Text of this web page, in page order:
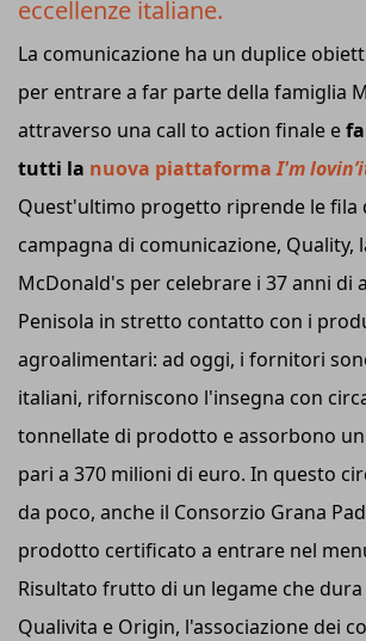
eccellenze italiane.
La comunicazione ha un duplice
per entrare a far parte della famiglia
attraverso una call to action finale e
tutti la nuova piattaformaI'm
Quest'ultimo progetto riprende le fila
campagna di comunicazione, Quality,
McDonald's per celebrare i 37 anni di
Penisola in stretto contatto con i
agroalimentari: ad oggi, i fornitori
italiani, riforniscono l'insegna con
tonnellate di prodotto e assorbono
pari a 370 milioni di euro. In questo
da poco, anche il Consorzio Grana
prodotto certificato a entrare nel
Risultato frutto di un legame che dura
Qualivita e Origin, l'associazione dei